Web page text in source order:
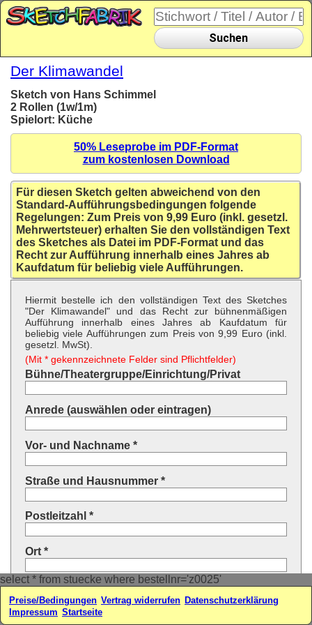
select * from stuecke where bestellnr='z0025'
Suchen
Der Klimawandel
Sketch von Hans Schimmel
2 Rollen (1w/1m)
Spielort: Küche
50% Leseprobe im PDF-Format
zum kostenlosen Download
Für diesen Sketch gelten abweichend von den
Standard-Aufführungsbedingungen folgende
Regelungen: Zum Preis von 9,99 Euro (inkl. gesetzl.
Mehrwertsteuer) erhalten Sie den vollständigen Text
des Sketches als Datei im PDF-Format und das
Recht zur Aufführung innerhalb eines Jahres ab
Kaufdatum für beliebig viele Aufführungen.
Hiermit bestelle ich den vollständigen Text des Sketches
"Der Klimawandel" und das Recht zur bühnenmäßigen
Aufführung innerhalb eines Jahres ab Kaufdatum für
beliebig viele Aufführungen zum Preis von 9,99 Euro (inkl.
gesetzl. MwSt).
(Mit * gekennzeichnete Felder sind Pflichtfelder)
Bühne/Theatergruppe/Einrichtung/Privat
Anrede (auswählen oder eintragen)
Vor- und Nachname *
Straße und Hausnummer *
Postleitzahl *
Ort *
Land * (auswählen oder eintragen)
Ihre E-Mail-Adresse*
Preise/Bedingungen Vertrag widerrufen Datenschutzerklärung
Impressum Startseite